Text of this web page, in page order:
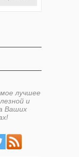
лучшее
и
Ваших